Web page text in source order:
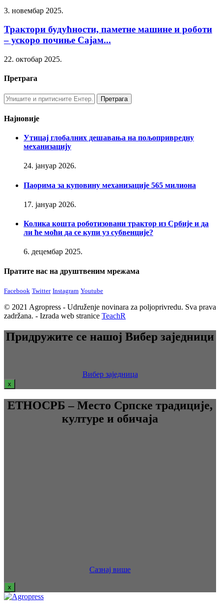
3. новембар 2025.
Трактори будућности, паметне машине и роботи
– ускоро почиње Сајам...
22. октобар 2025.
Претрага
Најновије
Утицај глобалних дешавања на пољопривредну
механизацију
24. јануар 2026.
Паорима за куповину механизације 565 милиона
17. јануар 2026.
Колика кошта роботизовани трактор из Србије и да
ли ће моћи да се купи уз субвенције?
6. децембар 2025.
Пратите нас на друштвеним мрежама
Facebook Twitter Instagram Youtube
© 2021 Agropress - Udruženje novinara za poljoprivredu. Sva prava
zadržana. - Izrada web stranice TeachR
Придружите се нашој Вибер заједници
Вибер заједница
x
ЕТНОСРБ – Место Српске традиције,
културе и обичаја
Сазнај више
x